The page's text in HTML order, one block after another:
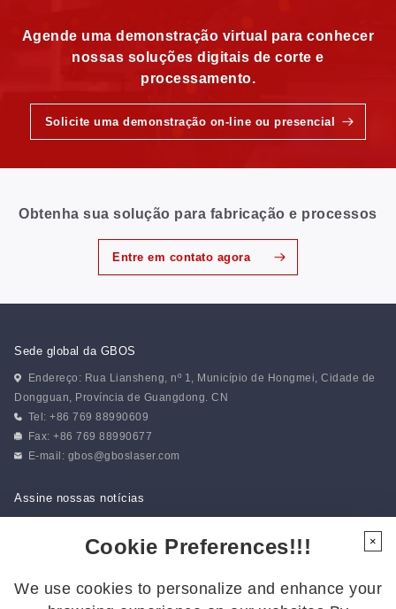
Agende uma demonstração virtual para conhecer
nossas soluções digitais de corte e
processamento.
Solicite uma demonstração on-line ou presencial
Obtenha sua solução para fabricação e processos
Entre em contato agora
Sede global da GBOS
Endereço: Rua Liansheng, nº 1, Município de Hongmei, Cidade de
Dongguan, Província de Guangdong. CN
Tel: +86 769 88990609
Fax: +86 769 88990677
E-mail: gbos@gboslaser.com
Assine nossas notícias
Siga-nos para ficar por dentro das últimas novidades:
Cookie Preferences!!!
We use cookies to personalize and enhance your
×